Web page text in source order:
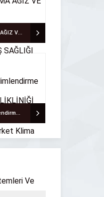
LEMA AĞIZ VE DİŞ SAĞLIĞI POLİKLİNİĞİ
İklimlendirme Market Klima Sistemleri Ve Pompa Çeşitleri